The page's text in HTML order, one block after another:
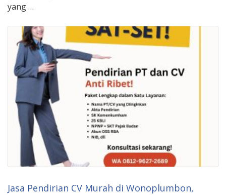
yang …
Jasa Pendirian CV Murah di Wonoplumbon,